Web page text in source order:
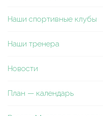
Наши спортивные клубы
Наши тренера
Новости
План — календарь